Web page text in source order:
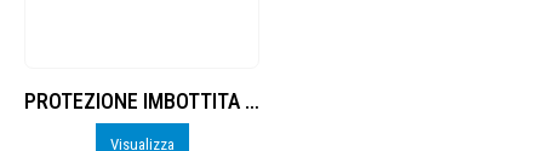
PROTEZIONE IMBOTTITA IN UNICO ELEMENTO PER PALCHETTO PER ARBITRO DI PALLAVOLO, ARTICOLO 5407 O 5408, E BEACH VOLLEY, ARTICOLO 5543.
Visualizza